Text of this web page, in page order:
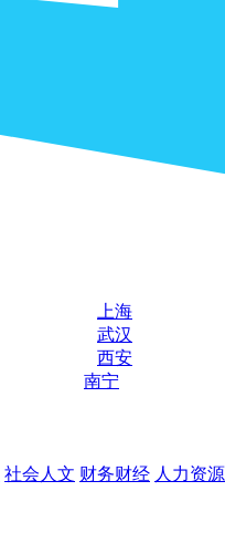
上海
武汉
西安
南宁
社会人文 财务财经 人力资源